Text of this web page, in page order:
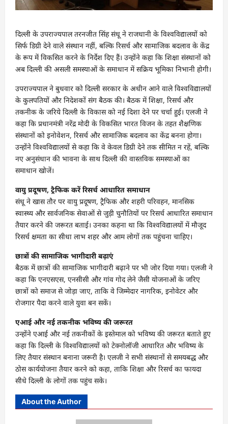
दिल्ली के उपराज्यपाल तरनजीत सिंह संधू ने राजधानी के विश्वविद्यालयों को
सिर्फ डिग्री देने वाले संस्थान नहीं, बल्कि रिसर्च और सामाजिक बदलाव के केंद्र
के रूप में विकसित करने के निर्देश दिए हैं। उन्होंने कहा कि शिक्षा संस्थानों को
अब दिल्ली की असली समस्याओं के समाधान में सक्रिय भूमिका निभानी होगी।
उपराज्यपाल ने बुधवार को दिल्ली सरकार के अधीन आने वाले विश्वविद्यालयों
के कुलपतियों और निदेशकों संग बैठक की। बैठक में शिक्षा, रिसर्च और
तकनीक के जरिये दिल्ली के विकास को नई दिशा देने पर चर्चा हुई। एलजी ने
कहा कि प्रधानमंत्री नरेंद्र मोदी के विकसित भारत विजन के तहत शैक्षणिक
संस्थानों को इनोवेशन, रिसर्च और सामाजिक बदलाव का केंद्र बनना होगा।
उन्होंने विश्वविद्यालयों से कहा कि वे केवल डिग्री देने तक सीमित न रहें, बल्कि
नए अनुसंधान की भावना के साथ दिल्ली की वास्तविक समस्याओं का
समाधान खोजें।
वायु प्रदूषण, ट्रैफिक करें रिसर्च आधारित समाधान
संधू ने खास तौर पर वायु प्रदूषण, ट्रैफिक और शहरी परिवहन, मानसिक
स्वास्थ्य और सार्वजनिक सेवाओं से जुड़ी चुनौतियों पर रिसर्च आधारित समाधान
तैयार करने की जरूरत बताई। उनका कहना था कि विश्वविद्यालयों में मौजूद
रिसर्च क्षमता का सीधा लाभ शहर और आम लोगों तक पहुंचना चाहिए।
छात्रों की सामाजिक भागीदारी बढ़ाएं
बैठक में छात्रों की सामाजिक भागीदारी बढ़ाने पर भी जोर दिया गया। एलजी ने
कहा कि एनएसएस, एनसीसी और गांव गोद लेने जैसी योजनाओं के जरिए
छात्रों को समाज से जोड़ा जाए, ताकि वे जिम्मेदार नागरिक, इनोवेटर और
रोजगार पैदा करने वाले युवा बन सकें।
एआई और नई तकनीक भविष्य की जरूरत
उन्होंने एआई और नई तकनीकों के इस्तेमाल को भविष्य की जरूरत बताते हुए
कहा कि दिल्ली के विश्वविद्यालयों को टेक्नोलॉजी आधारित और भविष्य के
लिए तैयार संस्थान बनाना जरूरी है। एलजी ने सभी संस्थानों से समयबद्ध और
ठोस कार्ययोजना तैयार करने को कहा, ताकि शिक्षा और रिसर्च का फायदा
सीधे दिल्ली के लोगों तक पहुंच सके।
About the Author